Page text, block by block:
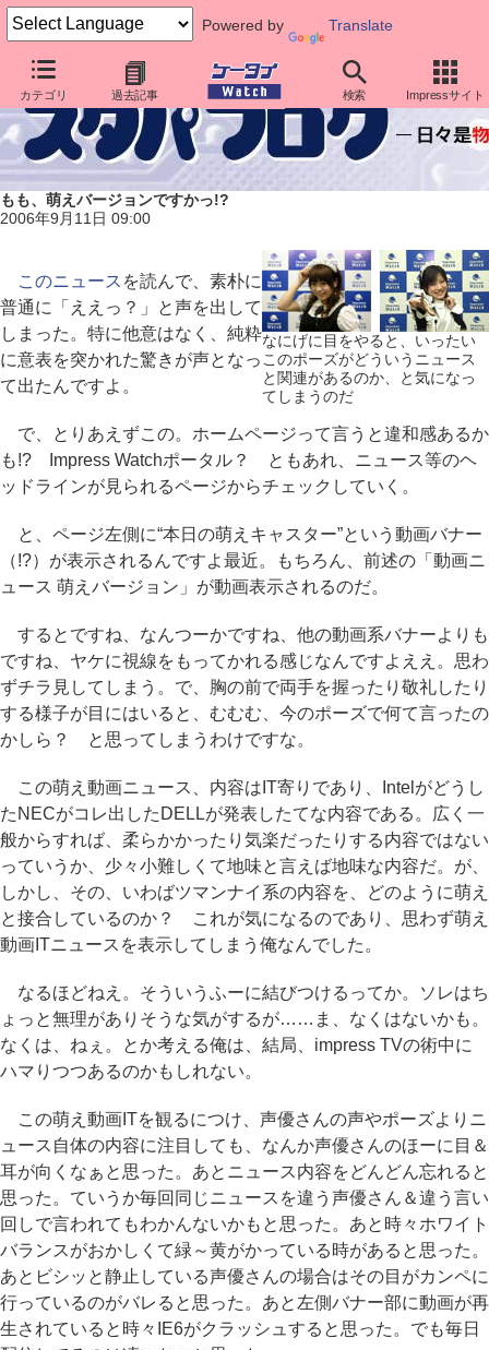
Powered by Translate
カテゴリ 過去記事 検索 Impressサイト
もも、萌えバージョンですかっ!?
2006年9月11日 09:00
なにげに目をやると、いったい
このポーズがどういうニュース
と関連があるのか、と気になっ
てしまうのだ
このニュース を読んで、素朴に
普通に「ええっ？」と声を出して
しまった。特に他意はなく、純粋
に意表を突かれた驚きが声となっ
て出たんですよ。
で、とりあえずこの。ホームページって言うと違和感あるか
も!? Impress Watchポータル？ ともあれ、ニュース等のヘ
ッドラインが見られるページからチェックしていく。
と、ページ左側に“本日の萌えキャスター”という動画バナー
（!?）が表示されるんですよ最近。もちろん、前述の「動画ニ
ュース 萌えバージョン」が動画表示されるのだ。
するとですね、なんつーかですね、他の動画系バナーよりも
ですね、ヤケに視線をもってかれる感じなんですよええ。思わ
ずチラ見してしまう。で、胸の前で両手を握ったり敬礼したり
する様子が目にはいると、むむむ、今のポーズで何て言ったの
かしら？ と思ってしまうわけですな。
この萌え動画ニュース、内容はIT寄りであり、Intelがどうし
たNECがコレ出したDELLが発表したてな内容である。広く一
般からすれば、柔らかかったり気楽だったりする内容ではない
っていうか、少々小難しくて地味と言えば地味な内容だ。が、
しかし、その、いわばツマンナイ系の内容を、どのように萌え
と接合しているのか？ これが気になるのであり、思わず萌え
動画ITニュースを表示してしまう俺なんでした。
なるほどねえ。そういうふーに結びつけるってか。ソレはち
ょっと無理がありそうな気がするが……ま、なくはないかも。
なくは、ねぇ。とか考える俺は、結局、impress TVの術中に
ハマりつつあるのかもしれない。
この萌え動画ITを観るにつけ、声優さんの声やポーズよりニ
ュース自体の内容に注目しても、なんか声優さんのほーに目＆
耳が向くなぁと思った。あとニュース内容をどんどん忘れると
思った。ていうか毎回同じニュースを違う声優さん＆違う言い
回しで言われてもわかんないかもと思った。あと時々ホワイト
バランスがおかしくて緑～黄がかっている時があると思った。
あとビシッと静止している声優さんの場合はその目がカンペに
行っているのがバレると思った。あと左側バナー部に動画が再
生されていると時々IE6がクラッシュすると思った。でも毎日